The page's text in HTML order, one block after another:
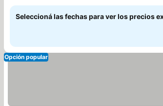
Seleccioná las fechas para ver los precios
Opción popular